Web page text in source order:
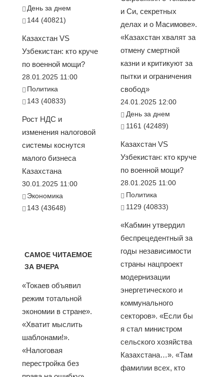
День за днем
144 (40821)
Казахстан VS
Узбекистан: кто круче
по военной мощи?
28.01.2025 11:00
Политика
143 (40833)
Рост НДС и
изменения налоговой
системы коснутся
малого бизнеса
Казахстана
30.01.2025 11:00
Экономика
143 (43648)
САМОЕ ЧИТАЕМОЕ
ЗА ВЧЕРА
«Токаев объявил
режим тотальной
экономии в стране».
«Хватит мыслить
шаблонами!».
«Налоговая
перестройка без
и Си, секретных
делах и о Масимове».
«Казахстан хвалят за
отмену смертной
казни и критикуют за
пытки и ограничения
свобод»
24.01.2025 12:00
День за днем
1161 (42489)
Казахстан VS
Узбекистан: кто круче
по военной мощи?
28.01.2025 11:00
Политика
1129 (40833)
«Кабмин утвердил
беспрецедентный за
годы независимости
страны нацпроект
модернизации
энергетического и
коммунального
секторов». «Если бы
я стал министром
сельского хозяйства
Казахстана…». «Там
фамилии всех, кто